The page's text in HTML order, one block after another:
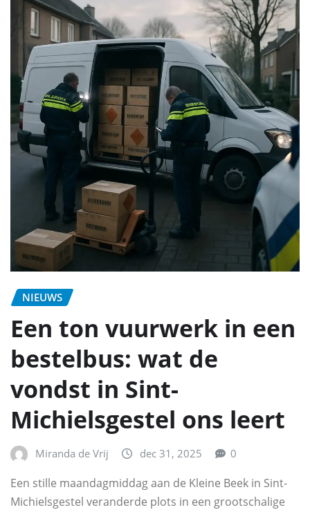
NIEUWS
Een ton vuurwerk in een
bestelbus: wat de
vondst in Sint-
Michielsgestel ons leert
Miranda de Vrij dec 31, 2025 0
Een stille maandagmiddag aan de Kleine Beek in Sint-
Michielsgestel veranderde plots in een grootschalige